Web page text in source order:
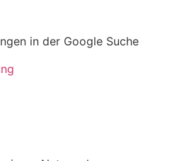
in der Google Suche